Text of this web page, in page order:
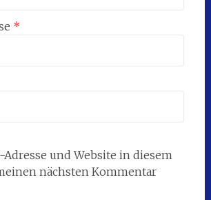
*
Adresse und Website in diesem
nächsten Kommentar